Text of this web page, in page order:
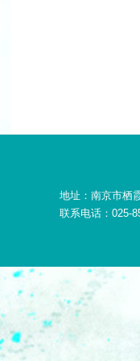
地址：南京市栖
联系电话：025-